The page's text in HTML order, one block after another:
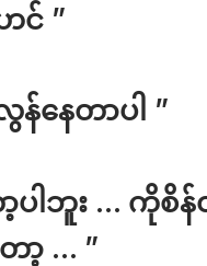
င် ”
န်နေတာပါ ”
ပါဘူး … ကိုစိ
ာ့ … ”